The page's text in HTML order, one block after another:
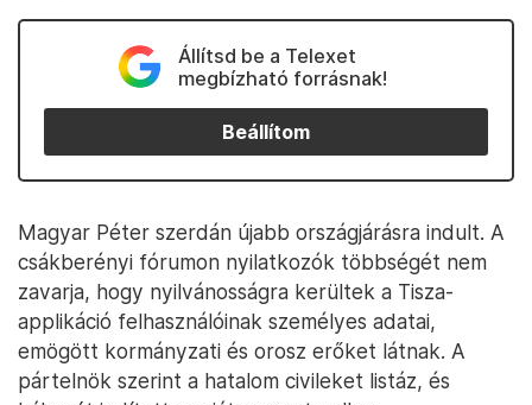
Állítsd be a Telexet
megbízható forrásnak!
Beállítom
Magyar Péter szerdán újabb országjárásra indult. A
csákberényi fórumon nyilatkozók többségét nem
zavarja, hogy nyilvánosságra kerültek a Tisza-
applikáció felhasználóinak személyes adatai,
emögött kormányzati és orosz erőket látnak. A
pártelnök szerint a hatalom civileket listáz, és